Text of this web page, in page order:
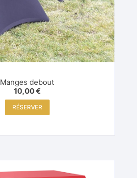
Manges debout
10,00€
RÉSERVER